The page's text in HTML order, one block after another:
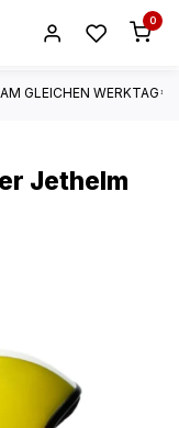
0
GLEICHEN WERKTAG*
Jethelm